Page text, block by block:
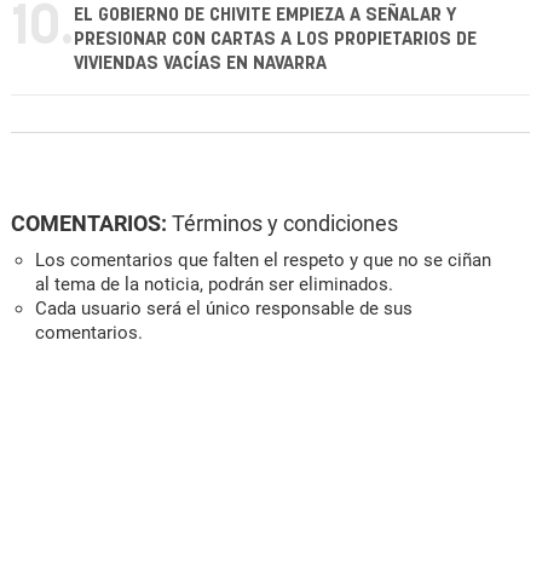
10. EL GOBIERNO DE CHIVITE EMPIEZA A SEÑALAR Y
PRESIONAR CON CARTAS A LOS PROPIETARIOS DE
VIVIENDAS VACÍAS EN NAVARRA
COMENTARIOS: Términos y condiciones
Los comentarios que falten el respeto y que no se ciñan
al tema de la noticia, podrán ser eliminados.
Cada usuario será el único responsable de sus
comentarios.